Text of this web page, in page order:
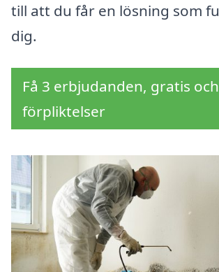
till att du får en lösning som
dig.
Få 3 erbjudanden, gratis
förpliktelser